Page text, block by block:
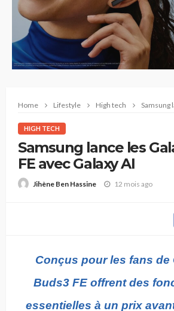
Home Lifestyle High tech Samsung lance
HIGH TECH
Samsung lance les
FE avec Galaxy AI
Jihène Ben Hassine 12 mois ago
Conçus pour les fans de
Buds3 FE offrent des
essentielles à un prix